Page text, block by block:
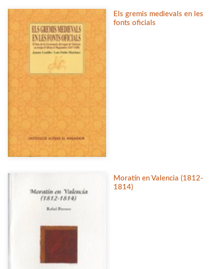
Els gremis medievals en les
fonts oficials
Moratín en Valencia (1812-
1814)